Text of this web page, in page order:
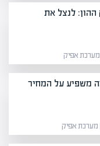
לנצל את
משפיע על המחיר